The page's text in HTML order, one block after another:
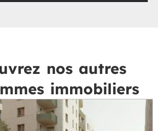
nos autres
immobiliers